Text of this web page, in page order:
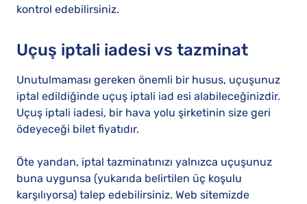
kontrol edebilirsiniz.
Uçuş iptali iadesi vs tazminat
Unutulmaması gereken önemli bir husus, uçuşunuz
iptal edildiğinde uçuş iptali iad esi alabileceğinizdir.
Uçuş iptali iadesi, bir hava yolu şirketinin size geri
ödeyeceği bilet fiyatıdır.
Öte yandan, iptal tazminatınızı yalnızca uçuşunuz
buna uygunsa (yukarıda belirtilen üç koşulu
karşılıyorsa) talep edebilirsiniz. Web sitemizde